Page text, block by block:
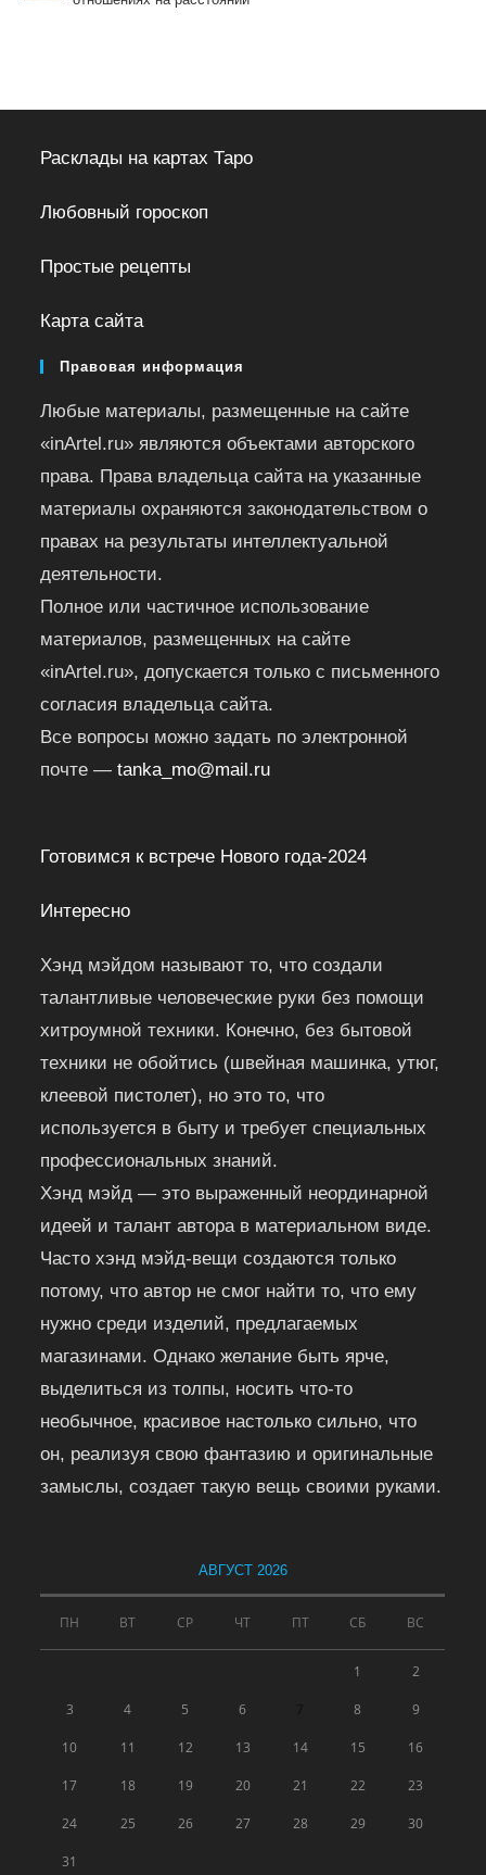
Расклады на картах Таро
Любовный гороскоп
Простые рецепты
Карта сайта
Правовая информация
Любые материалы, размещенные на сайте
«inArtel.ru» являются объектами авторского
права. Права владельца сайта на указанные
материалы охраняются законодательством о
правах на результаты интеллектуальной
деятельности.
Полное или частичное использование
материалов, размещенных на сайте
«inArtel.ru», допускается только с письменного
согласия владельца сайта.
Все вопросы можно задать по электронной
почте —tanka_mo@mail.ru
Готовимся к встрече Нового года-2024
Интересно
Хэнд мэйдом называют то, что создали
талантливые человеческие руки без помощи
хитроумной техники. Конечно, без бытовой
техники не обойтись (швейная машинка, утюг,
клеевой пистолет), но это то, что
используется в быту и требует специальных
профессиональных знаний.
Хэнд мэйд — это выраженный неординарной
идеей и талант автора в материальном виде.
Часто хэнд мэйд-вещи создаются только
потому, что автор не смог найти то, что ему
нужно среди изделий, предлагаемых
магазинами. Однако желание быть ярче,
выделиться из толпы, носить что-то
необычное, красивое настолько сильно, что
он, реализуя свою фантазию и оригинальные
замыслы, создает такую вещь своими руками.
АВГУСТ 2026
ПН ВТ СР ЧТ ПТ СБ ВС
1 2
3 4 5 6 8 9
10 11 12 13 14 15 16
17 18 19 20 21 22 23
24 25 26 27 28 29 30
31